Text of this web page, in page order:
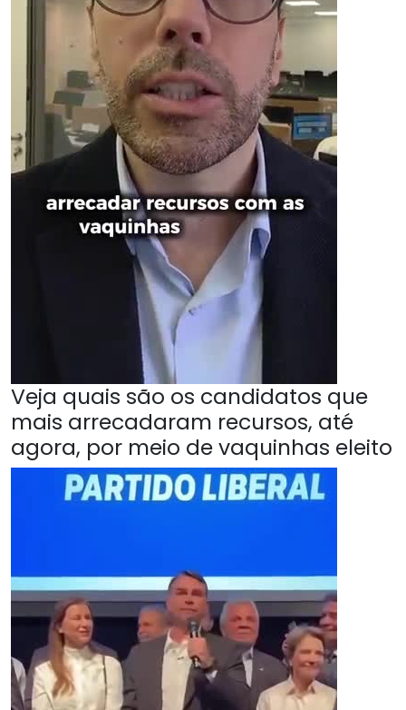
Veja quais são os candidatos que
mais arrecadaram recursos, até
agora, por meio de vaquinhas eleito